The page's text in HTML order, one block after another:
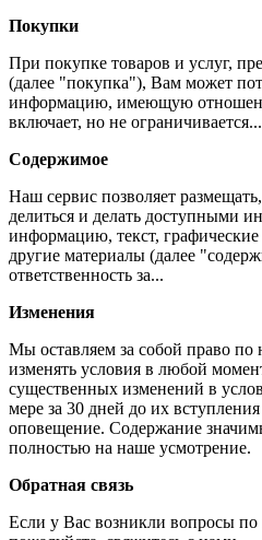
Покупки
При покупке товаров и услуг,
(далее "покупка"), Вам может
информацию, имеющую
включает, но не ограничивается...
Содержимое
Наш сервис позволяет
делиться и делать доступными
информацию, текст,
другие материалы (далее
ответственность за...
Изменения
Мы оставляем за собой право
изменять условия в любой
существенных изменений в
мере за 30 дней до их
оповещение. Содержание
полностью на наше усмотрение.
Обратная связь
Если у Вас возникли вопросы